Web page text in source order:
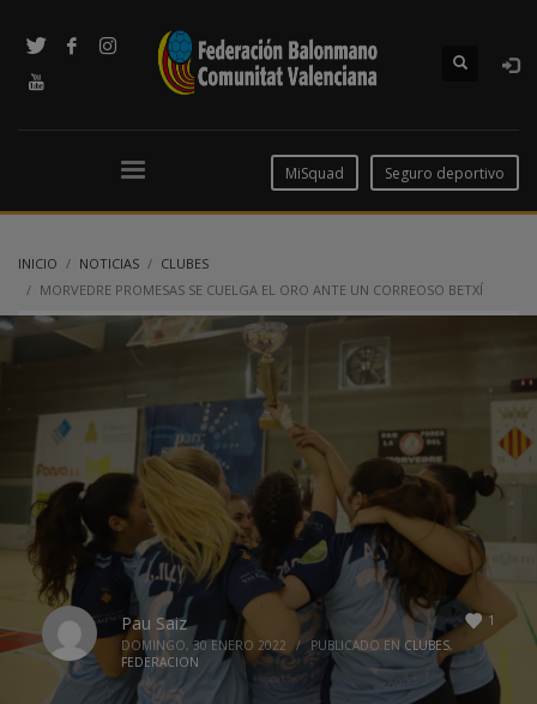
MiSquad Seguro deportivo
INICIO NOTICIAS
CLUBES
MORVEDRE PROMESAS SE CUELGA EL ORO ANTE UN CORREOSO BETXÍ
1
Pau Saiz
DOMINGO, 30 ENERO 2022 / PUBLICADO EN CLUBES,
FEDERACION